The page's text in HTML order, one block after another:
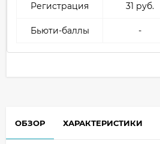
Регистрация 31 руб.
Бьюти-баллы -
ОБЗОР ХАРАКТЕРИСТИКИ